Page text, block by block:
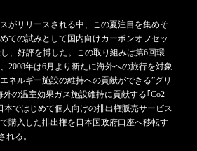
がリリースされる中、この夏注目を集めそ
ての試みとして国内向けカーボンオフセッ
、好評を博した。この取り組みは第6回環
2008年は6月より新たに海外への旅行を対象
ネルギー施設の維持への貢献ができる”グリ
の温室効果ガス施設維持に貢献する｢Co2
ではじめて個人向けの排出権販売サービス
購入した排出権を日本国政府口座へ移転す
れる。